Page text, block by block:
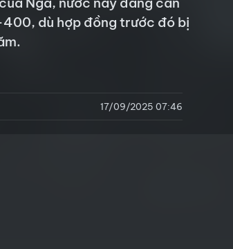
dù hợp đồng trước đó bị
17/09/2025 07:46